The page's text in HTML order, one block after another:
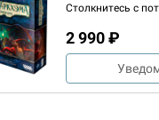
Столкнитесь с
2 990 ₽